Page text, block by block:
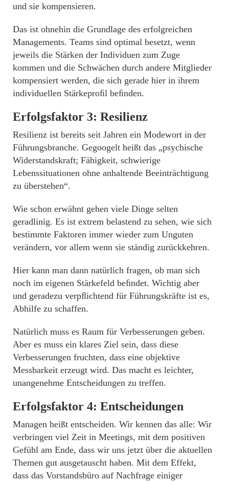
und sie kompensieren.
Das ist ohnehin die Grundlage des erfolgreichen
Managements. Teams sind optimal besetzt, wenn
jeweils die Stärken der Individuen zum Zuge
kommen und die Schwächen durch andere Mitglieder
kompensiert werden, die sich gerade hier in ihrem
individuellen Stärkeproﬁl beﬁnden.
Erfolgsfaktor 3: Resilienz
Resilienz ist bereits seit Jahren ein Modewort in der
Führungsbranche. Gegoogelt heißt das „psychische
Widerstandskraft; Fähigkeit, schwierige
Lebenssituationen ohne anhaltende Beeinträchtigung
zu überstehen“.
Wie schon erwähnt gehen viele Dinge selten
geradlinig. Es ist extrem belastend zu sehen, wie sich
bestimmte Faktoren immer wieder zum Unguten
verändern, vor allem wenn sie ständig zurückkehren.
Hier kann man dann natürlich fragen, ob man sich
noch im eigenen Stärkefeld beﬁndet. Wichtig aber
und geradezu verpﬂichtend für Führungskräfte ist es,
Abhilfe zu schaffen.
Natürlich muss es Raum für Verbesserungen geben.
Aber es muss ein klares Ziel sein, dass diese
Verbesserungen fruchten, dass eine objektive
Messbarkeit erzeugt wird. Das macht es leichter,
unangenehme Entscheidungen zu treffen.
Erfolgsfaktor 4: Entscheidungen
Managen heißt entscheiden. Wir kennen das alle: Wir
verbringen viel Zeit in Meetings, mit dem positiven
Gefühl am Ende, dass wir uns jetzt über die aktuellen
Themen gut ausgetauscht haben. Mit dem Effekt,
dass das Vorstandsbüro auf Nachfrage einiger